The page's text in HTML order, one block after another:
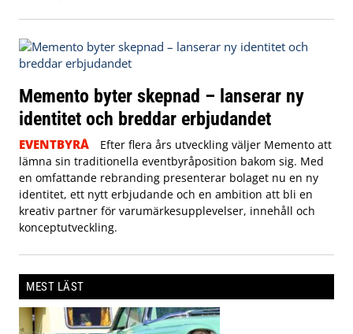
Memento byter skepnad – lanserar ny
identitet och breddar erbjudandet
EVENTBYRÅ
Efter flera års utveckling väljer Memento att
lämna sin traditionella eventbyråposition bakom sig. Med
en omfattande rebranding presenterar bolaget nu en ny
identitet, ett nytt erbjudande och en ambition att bli en
kreativ partner för varumärkesupplevelser, innehåll och
konceptutveckling.
MEST LÄST